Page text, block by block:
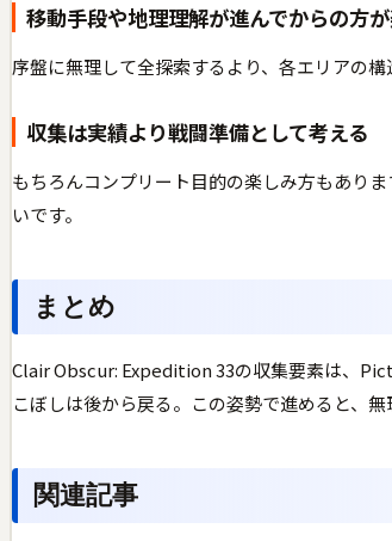
移動手段や地理理解が進んでからの方
序盤に無理して全探索するより、各エリアの
収集は実績より戦闘準備として考える
もちろんコンプリート目的の楽しみ方もあり
いです。
まとめ
Clair Obscur: Expedition 33の収集要素は、
こぼしは後から戻る。この姿勢で進めると、無
関連記事